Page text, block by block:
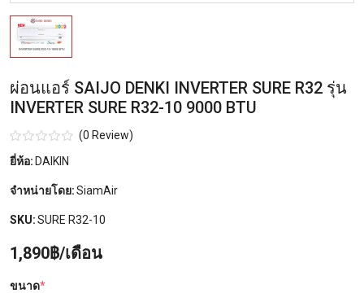
ผ่อนแอร์ SAIJO DENKI INVERTER SURE R32 รุ่น
INVERTER SURE R32-10 9000 BTU
(0 Review)
ยี่ห้อ: DAIKIN
จำหน่ายโดย:SiamAir
SKU:SURE R32-10
1,890฿/เดือน
ขนาด*